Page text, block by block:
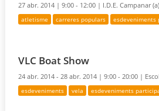
27 abr. 2014 |9:00 - 12:00 | I.D.E. Campanar (a)
atletisme carreres populars
VLC Boat Show
24 abr. 2014 - 28 abr. 2014 |9:00 - 20:00 |
esdeveniments vela esdeveniments